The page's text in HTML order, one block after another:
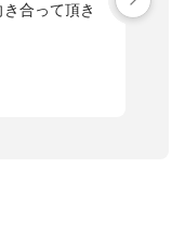
合って頂き